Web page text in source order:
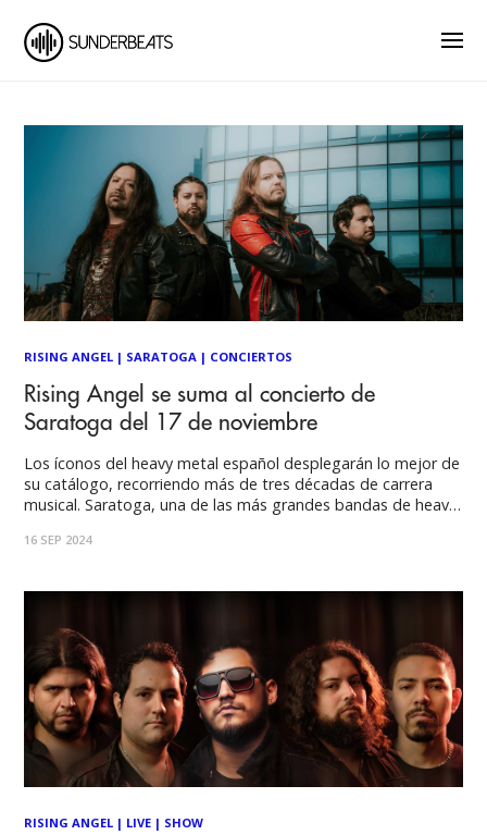
RISING ANGEL | SARATOGA | CONCIERTOS
Rising Angel se suma al concierto de
Saratoga del 17 de noviembre
Los íconos del heavy metal español desplegarán lo mejor de
su catálogo, recorriendo más de tres décadas de carrera
musical. Saratoga, una de las más grandes bandas de heavy
para presentarse en el escenario del clásico Teatro Cariola, y
16 SEP 2024
RISING ANGEL | LIVE | SHOW